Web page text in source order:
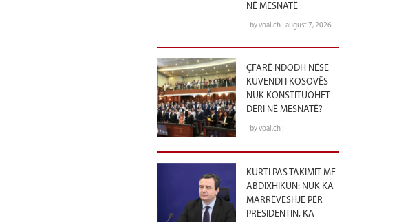
NË MESNATË
by voal.ch | august 7, 2026
ÇFARË NDODH NËSE
KUVENDI I KOSOVËS
NUK KONSTITUOHET
DERI NË MESNATË?
by voal.ch |
KURTI PAS TAKIMIT ME
ABDIXHIKUN: NUK KA
MARRËVESHJE PËR
PRESIDENTIN, KA